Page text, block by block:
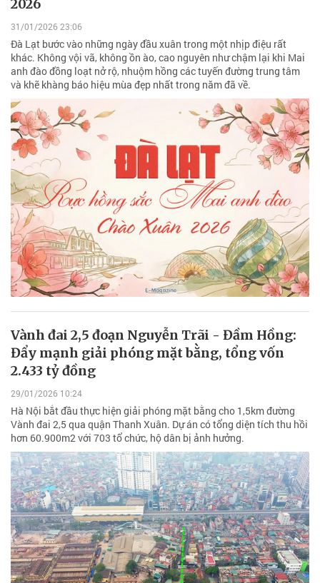
2026
31/01/2026 23:06
Đà Lạt bước vào những ngày đầu xuân trong một nhịp điệu rất
khác. Không vội vã, không ồn ào, cao nguyên như chậm lại khi Mai
anh đào đồng loạt nở rộ, nhuộm hồng các tuyến đường trung tâm
và khẽ khàng báo hiệu mùa đẹp nhất trong năm đã về.
Vành đai 2,5 đoạn Nguyễn Trãi - Đầm Hồng:
Đẩy mạnh giải phóng mặt bằng, tổng vốn
2.433 tỷ đồng
29/01/2026 10:24
Hà Nội bắt đầu thực hiện giải phóng mặt bằng cho 1,5km đường
Vành đai 2,5 qua quận Thanh Xuân. Dự án có tổng diện tích thu hồi
hơn 60.900m2 với 703 tổ chức, hộ dân bị ảnh hưởng.